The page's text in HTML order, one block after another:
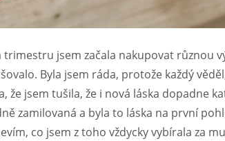
jsem začala nakupovat různou
Byla jsem ráda, protože každý
jsem tušila, že i nová láska dopadne
zamilovaná a byla to láska na první
co jsem z toho vždycky vybírala za